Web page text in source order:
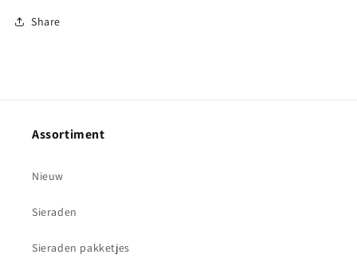
Share
Assortiment
Nieuw
Sieraden
Sieraden pakketjes